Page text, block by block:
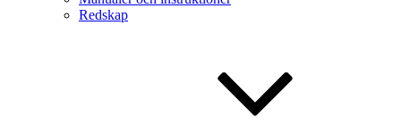
Redskap